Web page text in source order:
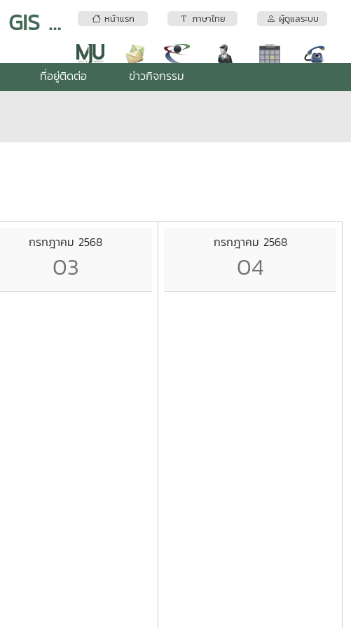
หน้าแรก ภาษาไทย ผู้ดูแลระบบ
ระบบบริการเทคโนโลยีภูมิสารสนเทศ MJU GIS Center
ที่อยู่ติดต่อ ข่าวกิจกรรม
กรกฎาคม 2568
03
กรกฎาคม 2568
04